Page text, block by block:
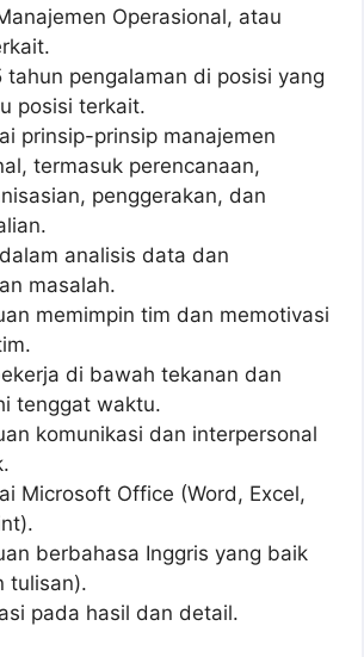
Operasional, atau
tahun pengalaman di posisi yang
posisi terkait.
prinsip-prinsip manajemen
termasuk perencanaan,
penggerakan, dan
analisis data dan
masalah.
memimpin tim dan memotivasi
di bawah tekanan dan
tenggat waktu.
komunikasi dan interpersonal
Microsoft Office (Word, Excel,
berbahasa Inggris yang baik
tulisan).
pada hasil dan detail.